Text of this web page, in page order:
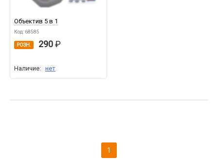
Объектив 5 в 1
Код: 68585
РОЗН. 290
Наличие: нет
1